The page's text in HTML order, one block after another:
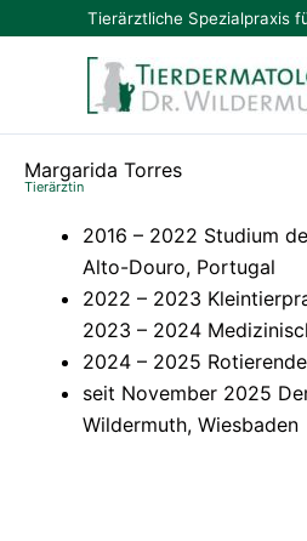
Tierärztliche Spezialpraxis
Margarida Torres
Tierärztin
2016 – 2022 Studium
Alto-Douro, Portugal
2022 – 2023
2023 – 2024
2024 – 2025
seit November 2025
Wildermuth, Wiesbaden